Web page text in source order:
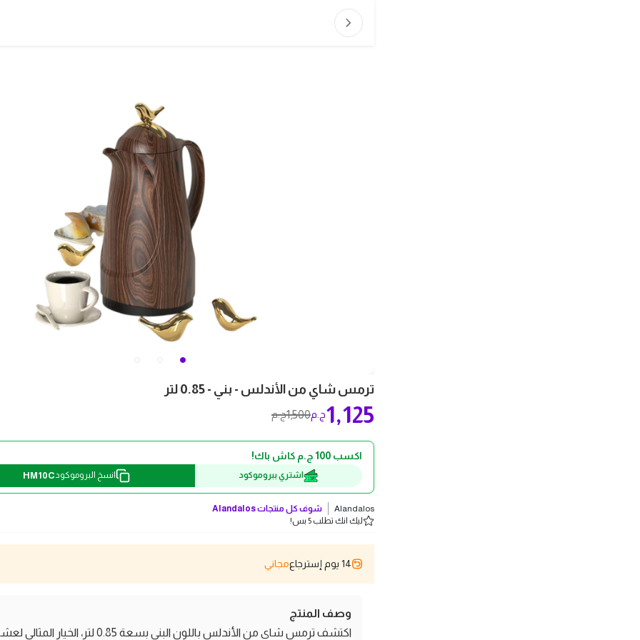
ترمس شاي من الأندلس - بني - 0.85 لتر
1,500ج.م 1,125ج.م
اكسب 100 ج.م كاش باك!
اشتري ببروموكود انسخ البروموكودHM10C
Alandalos شوف كل منتجاتAlandalos
ليك انك تطلب 5 بس!
14 يوم إسترجاع مجاني
وصف المنتج
اكتشف ترمس شاي من الأندلس باللون البني بسعة 0.85 لتر، الخيار